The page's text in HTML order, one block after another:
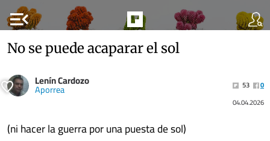
menu_open
No se puede acaparar el sol
Lenín Cardozo
Aporrea 53
0
04.04.2026
(ni hacer la guerra por una puesta de sol)